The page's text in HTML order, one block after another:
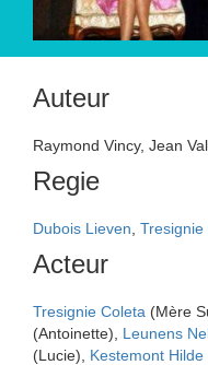
Auteur
Raymond Vincy, Jean
Regie
Dubois Lieven Tresignie
Acteur
Tresignie Coleta (Mère
(Antoinette), Leunens
(Lucie), Kestemont Hilde